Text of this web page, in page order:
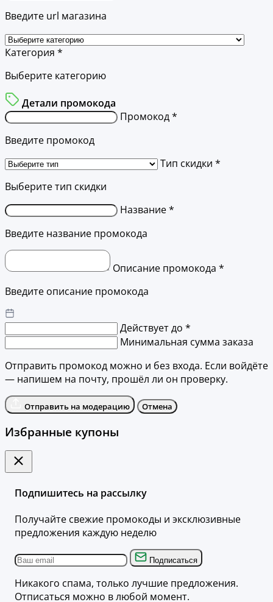
Введите url магазина
Категория *
Выберите категорию
Детали промокода
Промокод *
Введите промокод
Тип скидки *
Выберите тип скидки
Название *
Введите название промокода
Описание промокода *
Введите описание промокода
Действует до *
Минимальная сумма заказа
Отправить промокод можно и без входа. Если войдёте
— напишем на почту, прошёл ли он проверку.
Отправить на модерацию Отмена
Избранные купоны
Подпишитесь на рассылку
Получайте свежие промокоды и эксклюзивные
предложения каждую неделю
Подписаться
Никакого спама, только лучшие предложения.
Отписаться можно в любой момент.